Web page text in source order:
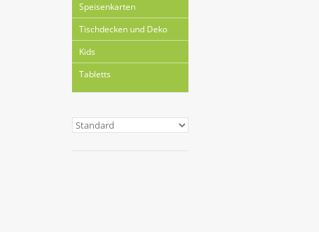
Speisenkarten
Tischdecken und Deko
Kids
Tabletts